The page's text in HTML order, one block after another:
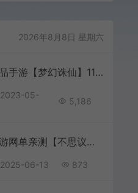
2026年8月8日 星期六
精品手游【梦幻诛仙】11职业精修完美端+视频安装教程+GM后台（预计五点左右上传完毕）
2023-05-
5,186
爱游网单亲测【不思议三国】单机版二次元立绘 俯视角3D横版通关 可改钻石金币首冲 虚拟机一键端 视频安装教学
2025-06-13 873